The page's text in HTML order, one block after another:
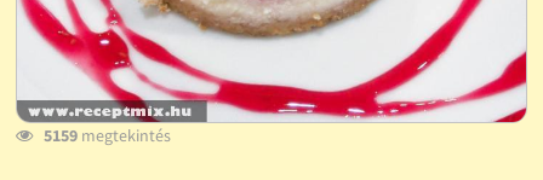
5159megtekintés